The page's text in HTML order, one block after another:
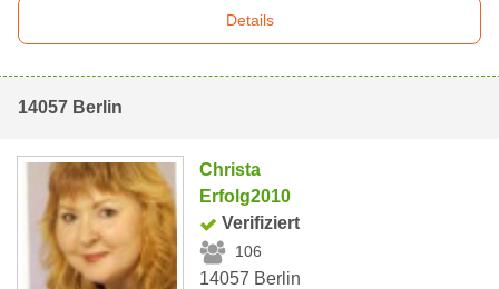
Details
14057 Berlin
Christa
Erfolg2010
Verifiziert
106
14057 Berlin